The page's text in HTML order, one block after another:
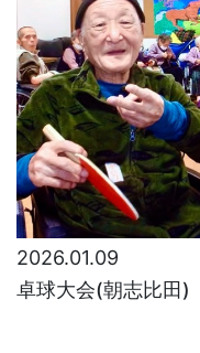
2026.01.09
卓球大会(朝志比田)